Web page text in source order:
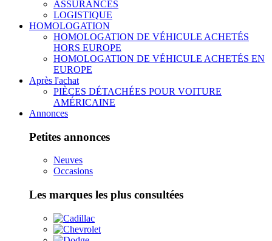
ASSURANCES
LOGISTIQUE
HOMOLOGATION
HOMOLOGATION DE VÉHICULE ACHETÉS
HORS EUROPE
HOMOLOGATION DE VÉHICULE ACHETÉS EN
EUROPE
Après l'achat
PIÈCES DÉTACHÉES POUR VOITURE
AMÉRICAINE
Annonces
Petites annonces
Neuves
Occasions
Les marques les plus consultées